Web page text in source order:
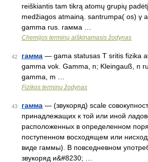
reiškiantis tam tikrą atomų grupių
medžiagos atmainą. santrumpa( os) γ
gamma rus. гамма …
Chemijos terminų aiškinamasis žodynas
42 гамма — gama statusas T sritis fizika
gamma vok. Gamma, n; Kleingauß, n
gamma, m …
Fizikos terminų žodynas
43 гамма — (звукоряд) scale
принадлежащих к той или иной
расположенных в определенном
поступенном восходящем или
виде гаммы). В повседневном
звукоряд и&#8230; …